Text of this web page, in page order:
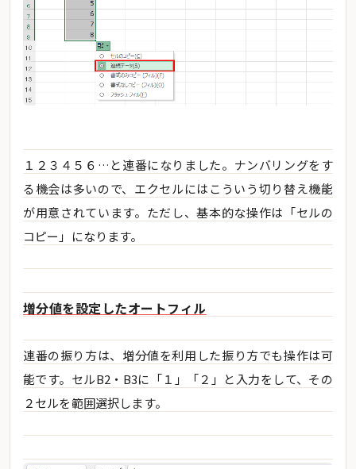
１２３４５６…と連番になりました。ナンバリングをす
る機会は多いので、エクセルにはこういう切り替え機能
が用意されています。ただし、基本的な操作は「セルの
コピー」になります。
増分値を設定したオートフィル
連番の振り方は、増分値を利用した振り方でも操作は可
能です。セルB2・B3に「１」「２」と入力をして、その
２セルを範囲選択します。